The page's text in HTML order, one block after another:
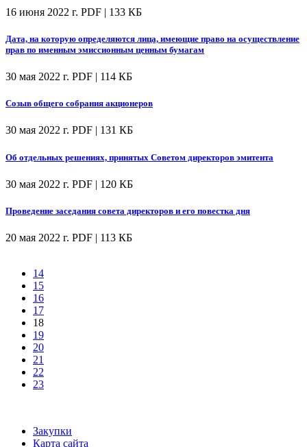
16 июня 2022 г. PDF | 133 КБ
Дата, на которую определяются лица, имеющие право на осуществление
прав по именным эмиссионным ценным бумагам
30 мая 2022 г. PDF | 114 КБ
Созыв общего собрания акционеров
30 мая 2022 г. PDF | 131 КБ
Об отдельных решениях, принятых Советом директоров эмитента
30 мая 2022 г. PDF | 120 КБ
Проведение заседания совета директоров и его повестка дня
20 мая 2022 г. PDF | 113 КБ
14
15
16
17
18
19
20
21
22
23
Закупки
Карта сайта